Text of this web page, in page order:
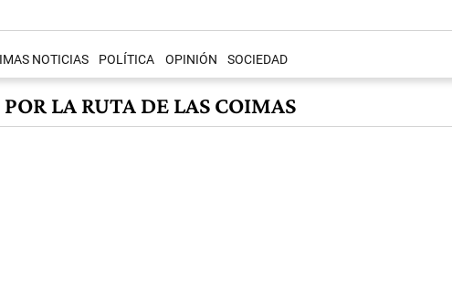
NOTICIAS POLÍTICA OPINIÓN SOCIEDAD
LA RUTA DE LAS COIMAS